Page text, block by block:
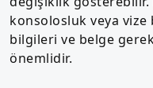
konsolosluk veya
bilgileri ve belge
önemlidir.